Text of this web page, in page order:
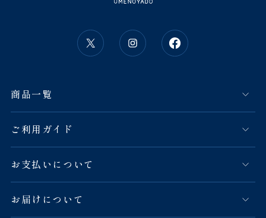
商品一覧
ご利用ガイド
お支払いについて
お届けについて